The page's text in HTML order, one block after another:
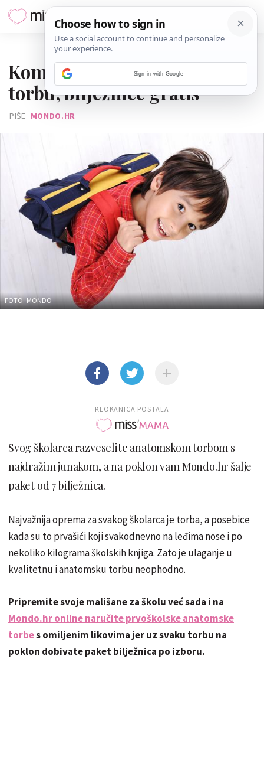
Kombinacija za 5: Uz školsku
torbu, bilježnice gratis
PIŠE MONDO.HR
FOTO: MONDO
KLOKANICA POSTALA
Svog školarca razveselite anatomskom torbom s
najdražim junakom, a na poklon vam Mondo.hr šalje
paket od 7 bilježnica.
Najvažnija oprema za svakog školarca je torba, a posebice
kada su to prvašići koji svakodnevno na leđima nose i po
nekoliko kilograma školskih knjiga. Zato je ulaganje u
kvalitetnu i anatomsku torbu neophodno.
Pripremite svoje mališane za školu već sada i na
Mondo.hr online naručite prvoškolske anatomske
torbes omiljenim likovima jer uz svaku torbu na
poklon dobivate paket bilježnica po izboru.
Sign in with Google